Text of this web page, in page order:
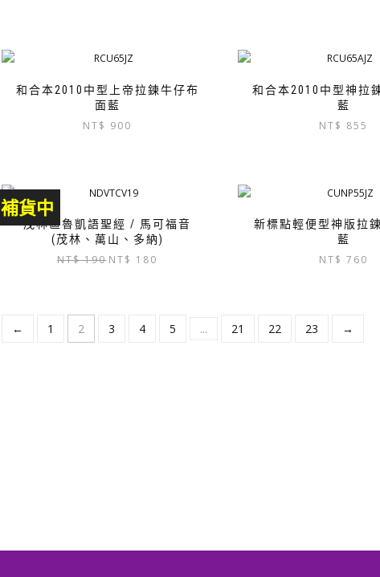
NT$ 1,000。
和合本2010中型上帝拉鍊牛仔布
面藍
NT$ 900
和合本2010中型神拉
藍
NT$ 855
補貨中
茂林區魯凱語聖經 / 馬可福音
(茂林、萬山、多納)
NT$190 原
NT$ 190。
NT$ 180
NT$ 180。
新標點輕便型神版拉
藍
NT$ 760
← 1 2 3 4 5 ... 21 22 23 →